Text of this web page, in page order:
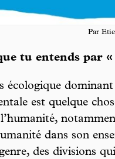
Par
tu entends par
écologique
est quelque
dans son
des divisions